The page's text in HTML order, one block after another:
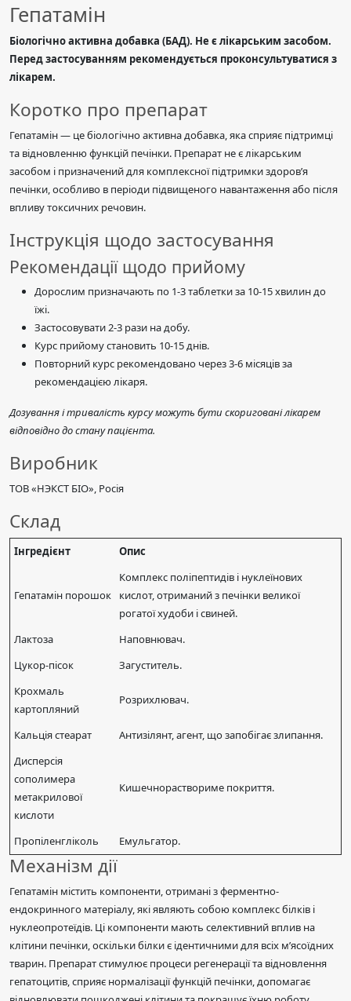
Гепатамін
Біологічно активна добавка (БАД). Не є лікарським засобом.
Перед застосуванням рекомендується проконсультуватися з
лікарем.
Коротко про препарат
Гепатамін — це біологічно активна добавка, яка сприяє підтримці
та відновленню функцій печінки. Препарат не є лікарським
засобом і призначений для комплексної підтримки здоров’я
печінки, особливо в періоди підвищеного навантаження або після
впливу токсичних речовин.
Інструкція щодо застосування
Рекомендації щодо прийому
Дорослим призначають по 1-3 таблетки за 10-15 хвилин до
їжі.
Застосовувати 2-3 рази на добу.
Курс прийому становить 10-15 днів.
Повторний курс рекомендовано через 3-6 місяців за
рекомендацією лікаря.
Дозування і тривалість курсу можуть бути скориговані лікарем
відповідно до стану пацієнта.
Виробник
ТОВ «НЭКСТ БІО», Росія
Склад
Інгредієнт Опис
Гепатамін порошок
Комплекс поліпептидів і нуклеїнових
кислот, отриманий з печінки великої
рогатої худоби і свиней.
Лактоза
Наповнювач.
Цукор-пісок
Загуститель.
Крохмаль
картопляний
Розрихлювач.
Кальція стеарат
Антизілянт, агент, що запобігає злипання.
Дисперсія
сополимера
метакрилової
кислоти
Кишечнораствориме покриття.
Пропіленгліколь Емульгатор.
Механізм дії
Гепатамін містить компоненти, отримані з ферментно-
ендокринного матеріалу, які являють собою комплекс білків і
нуклеопротеїдів. Ці компоненти мають селективний вплив на
клітини печінки, оскільки білки є ідентичними для всіх м’ясоїдних
тварин. Препарат стимулює процеси регенерації та відновлення
гепатоцитів, сприяє нормалізації функцій печінки, допомагає